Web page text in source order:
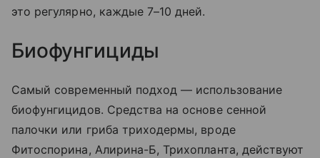
это регулярно, каждые 7–10 дней.
Биофунгициды
Самый современный подход — использование
биофунгицидов. Средства на основе сенной
палочки или гриба триходермы, вроде
Фитоспорина, Алирина-Б, Трихопланта, действуют